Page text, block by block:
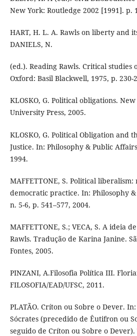
New York: Routledge 2002 [1991]. p.
HART, H. L. A. Rawls on liberty and
DANIELS, N.
(ed.). Reading Rawls. Critical studies
Oxford: Basil Blackwell, 1975, p. 230-
KLOSKO, G. Political obligations.
University Press, 2005.
KLOSKO, G. Political Obligation and
Justice. In: Philosophy & Public
1994.
MAFFETTONE, S. Political liberalism:
democratic practice. In: Philosophy
n. 5-6, p. 541–577, 2004.
MAFFETTONE, S.; VECA, S. A ideia
Rawls. Tradução de Karina Janine.
Fontes, 2005.
PINZANI, A.Filosofia Política III.
FILOSOFIA/EAD/UFSC, 2011.
PLATÃO. Críton ou Sobre o Dever.
Sócrates (precedido de Êutifron ou
seguido de Críton ou Sobre o